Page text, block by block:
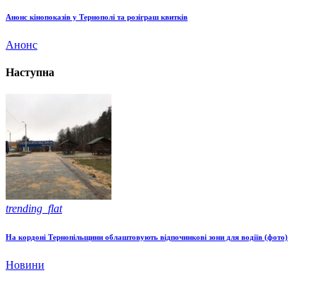
Анонс кінопоказів у Тернополі та розіграш квитків
Анонс
Наступна
trending_flat
На кордоні Тернопільщини облаштовують відпочинкові зони для водіїв (фото)
Новини